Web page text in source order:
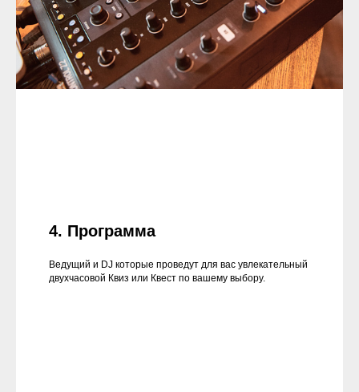
4. Программа
Ведущий и DJ которые проведут для вас увлекательный
двухчасовой Квиз или Квест по вашему выбору.